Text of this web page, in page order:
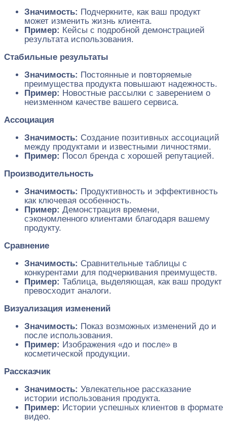
Значимость: Подчеркните, как ваш продукт
может изменить жизнь клиента.
Пример: Кейсы с подробной демонстрацией
результата использования.
Стабильные результаты
Значимость: Постоянные и повторяемые
преимущества продукта повышают надежность.
Пример: Новостные рассылки с заверением о
неизменном качестве вашего сервиса.
Ассоциация
Значимость: Создание позитивных ассоциаций
между продуктами и известными личностями.
Пример: Посол бренда с хорошей репутацией.
Производительность
Значимость: Продуктивность и эффективность
как ключевая особенность.
Пример: Демонстрация времени,
сэкономленного клиентами благодаря вашему
продукту.
Сравнение
Значимость: Сравнительные таблицы с
конкурентами для подчеркивания преимуществ.
Пример: Таблица, выделяющая, как ваш продукт
превосходит аналоги.
Визуализация изменений
Значимость: Показ возможных изменений до и
после использования.
Пример: Изображения «до и после» в
косметической продукции.
Рассказчик
Значимость: Увлекательное рассказание
истории использования продукта.
Пример: Истории успешных клиентов в формате
видео.